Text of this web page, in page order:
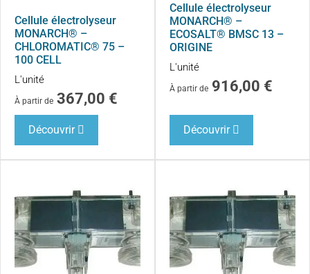
Cellule électrolyseur
MONARCH® –
CHLOROMATIC® 75 –
100 CELL
L'unité
À partir de 367,00 €
Découvrir
Cellule électrolyseur
MONARCH® –
ECOSALT® BMSC 13 –
ORIGINE
L'unité
À partir de 916,00 €
Découvrir